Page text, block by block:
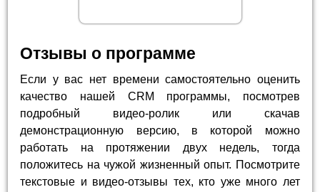
Отзывы о программе
Если у вас нет времени самостоятельно оценить
качество нашей CRM программы, посмотрев
подробный видео-ролик или скачав
демонстрационную версию, в которой можно
работать на протяжении двух недель, тогда
положитесь на чужой жизненный опыт. Посмотрите
текстовые и видео-отзывы тех, кто уже много лет